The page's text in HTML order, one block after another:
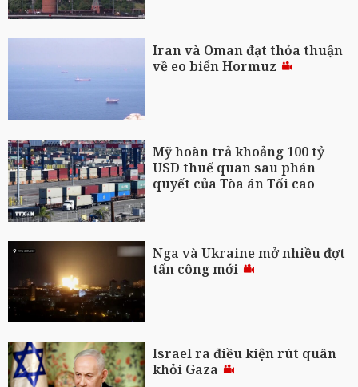
Iran và Oman đạt thỏa thuận
về eo biển Hormuz
Mỹ hoàn trả khoảng 100 tỷ
USD thuế quan sau phán
quyết của Tòa án Tối cao
Nga và Ukraine mở nhiều đợt
tấn công mới
Israel ra điều kiện rút quân
khỏi Gaza